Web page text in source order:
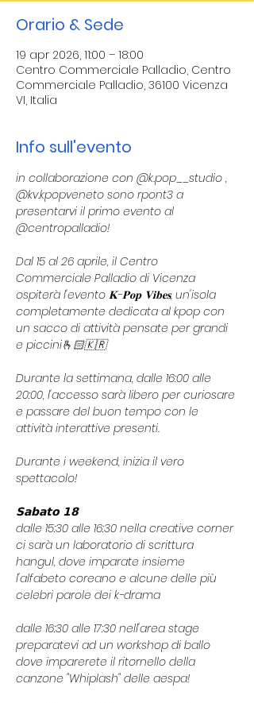
Orario & Sede
19 apr 2026, 11:00 – 18:00
Centro Commerciale Palladio, Centro
Commerciale Palladio, 36100 Vicenza
VI, Italia
Info sull'evento
in collaborazione con @k.pop__studio ,
@kv.kpopveneto sono rpont3 a
presentarvi il primo evento al
@centropalladio!
Dal 15 al 26 aprile, il Centro
Commerciale Palladio di Vicenza
ospiterà l'evento 𝐊-𝐏𝐨𝐩 𝐕𝐢𝐛𝐞𝐬, un'isola
completamente dedicata al kpop con
un sacco di attività pensate per grandi
e piccini🫰🏻🇰🇷
Durante la settimana, dalle 16:00 alle
20:00, l'accesso sarà libero per curiosare
e passare del buon tempo con le
attività interattive presenti.
Durante i weekend, inizia il vero
spettacolo!
𝗦𝗮𝗯𝗮𝘁𝗼 𝟭𝟴
dalle 15:30 alle 16:30 nella creative corner
ci sarà un laboratorio di scrittura
hangul, dove imparate insieme
l'alfabeto coreano e alcune delle più
celebri parole dei k-drama
dalle 16:30 alle 17:30 nell'area stage
preparatevi ad un workshop di ballo
dove imparerete il ritornello della
canzone "Whiplash" delle aespa!